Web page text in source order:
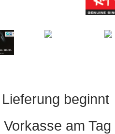
beginnt
am